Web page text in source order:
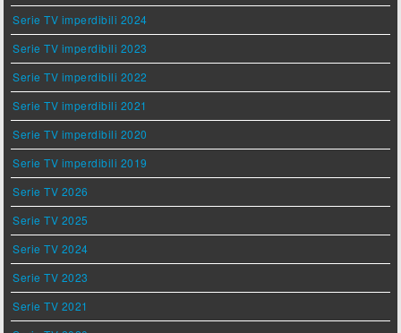
Serie TV imperdibili 2024
Serie TV imperdibili 2023
Serie TV imperdibili 2022
Serie TV imperdibili 2021
Serie TV imperdibili 2020
Serie TV imperdibili 2019
Serie TV 2026
Serie TV 2025
Serie TV 2024
Serie TV 2023
Serie TV 2021